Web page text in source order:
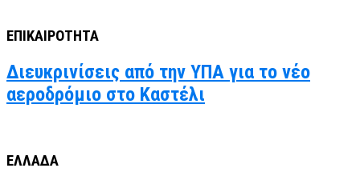
ΕΠΙΚΑΙΡΟΤΗΤΑ
Διευκρινίσεις από την ΥΠΑ για το νέο
αεροδρόμιο στο Καστέλι
ΕΛΛΑΔΑ